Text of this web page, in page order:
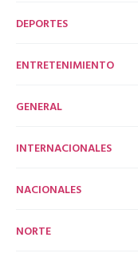
DEPORTES
ENTRETENIMIENTO
GENERAL
INTERNACIONALES
NACIONALES
NORTE